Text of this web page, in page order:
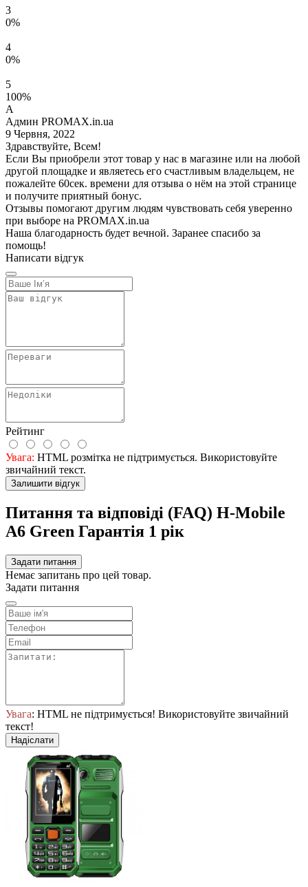
3
0%
4
0%
5
100%
А
Админ PROMAX.in.ua
9 Червня, 2022
Здравствуйте, Всем!
Если Вы приобрели этот товар у нас в магазине или на любой
другой площадке и являетесь его счастливым владельцем, не
пожалейте 60сек. времени для отзыва о нём на этой странице
и получите приятный бонус.
Отзывы помогают другим людям чувствовать себя уверенно
при выборе на PROMAX.in.ua
Наша благодарность будет вечной. Заранее спасибо за
помощь!
Написати відгук
Рейтинг
Увага: HTML розмітка не підтримується. Використовуйте
звичайний текст.
Залишити відгук
Питання та відповіді (FAQ) H-Mobile
A6 Green Гарантія 1 рік
Задати питання
Немає запитань про цей товар.
Задати питання
Увага: HTML не підтримується! Використовуйте звичайний
текст!
Надіслати